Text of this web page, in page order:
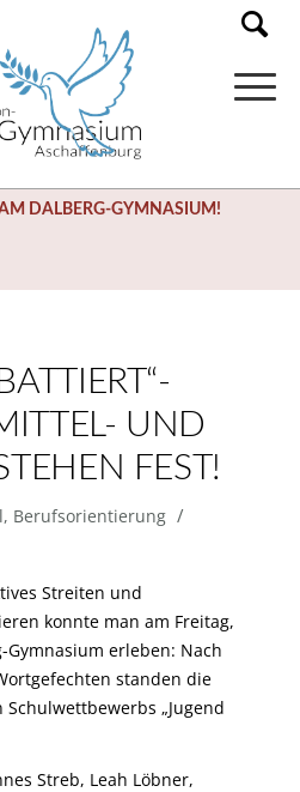
DALBERG-GYMNASIUM!
UND
FEST!
, Berufsorientierung /
Streiten und
konnte man am Freitag,
Gymnasium erleben: Nach
standen die
„Jugend
Streb, Leah Löbner,